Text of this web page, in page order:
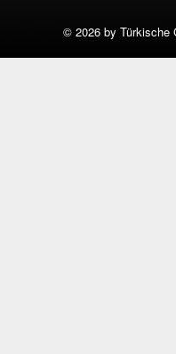
© 2026 by Türkische